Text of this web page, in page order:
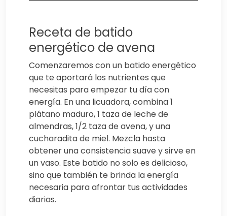
Receta de batido
energético de avena
Comenzaremos con un batido energético
que te aportará los nutrientes que
necesitas para empezar tu día con
energía. En una licuadora, combina 1
plátano maduro, 1 taza de leche de
almendras, 1/2 taza de avena, y una
cucharadita de miel. Mezcla hasta
obtener una consistencia suave y sirve en
un vaso. Este batido no solo es delicioso,
sino que también te brinda la energía
necesaria para afrontar tus actividades
diarias.